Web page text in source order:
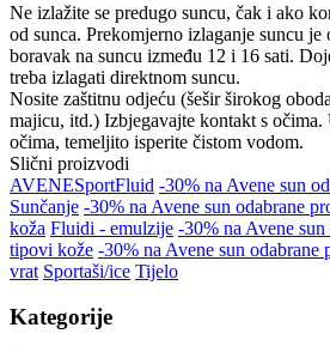
Ne izlažite se predugo suncu, čak i ako
od sunca. Prekomjerno izlaganje suncu je
boravak na suncu između 12 i 16 sati.
treba izlagati direktnom suncu.
Nosite zaštitnu odjeću (šešir širokog
majicu, itd.) Izbjegavajte kontakt s očima.
očima, temeljito isperite čistom vodom.
Slični proizvodi
AVENESportFluid -30% na Avene sun
Sunčanje -30% na Avene sun odabrane
koža Fluidi - emulzije -30% na Avene
tipovi kože -30% na Avene sun odabrane
vrat Sportaši/ice Tijelo
Kategorije